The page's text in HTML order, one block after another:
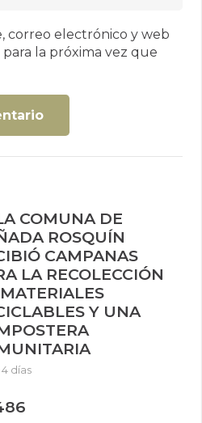
correo electrónico y web
la próxima vez que
COMUNA DE
ROSQUÍN
CAMPANAS
LA RECOLECCIÓN
Y UNA
días